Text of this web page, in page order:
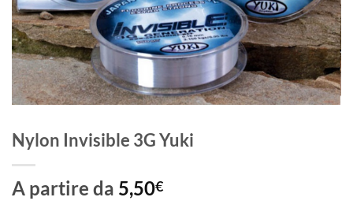
Nylon Invisible 3G Yuki
A partire da 5,50€